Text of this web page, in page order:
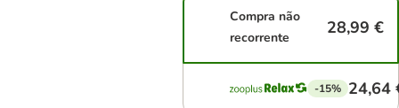
Compra não
recorrente
28,99 €
-15% 24,64